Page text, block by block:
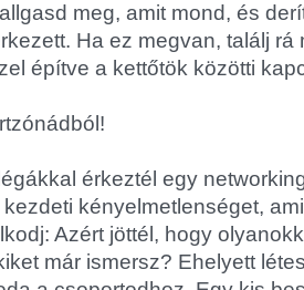
meg, amit mond, és
Ha ez megvan, találj rá
építve a kettőtök közötti
érkeztél egy
kényelmetlenséget,
Azért jöttél, hogy
már ismersz? Ehelyett